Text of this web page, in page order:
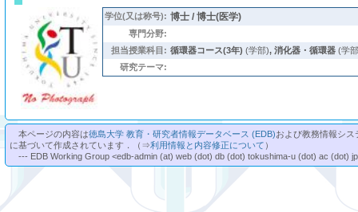
学位(又は称号): 博士 / 博士(医学)
専門分野:
担当授業科目: 循環器コース(3年) (学部), 消化器・循環器(学
研究テーマ:
本ページの内容は徳島大学 教育・研究者情報データベース (EDB)および教務情報シ
に基づいて作成されています．（⇒利用情報と内容修正について ）
--- EDB Working Group <edb-admin (at) web (dot) db (dot) tokushima-u (dot) ac (dot)